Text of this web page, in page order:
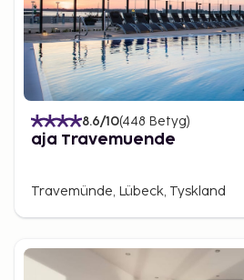
8.6/10(448 Betyg)
aja Travemuende
Travemünde, Lübeck, Tyskland